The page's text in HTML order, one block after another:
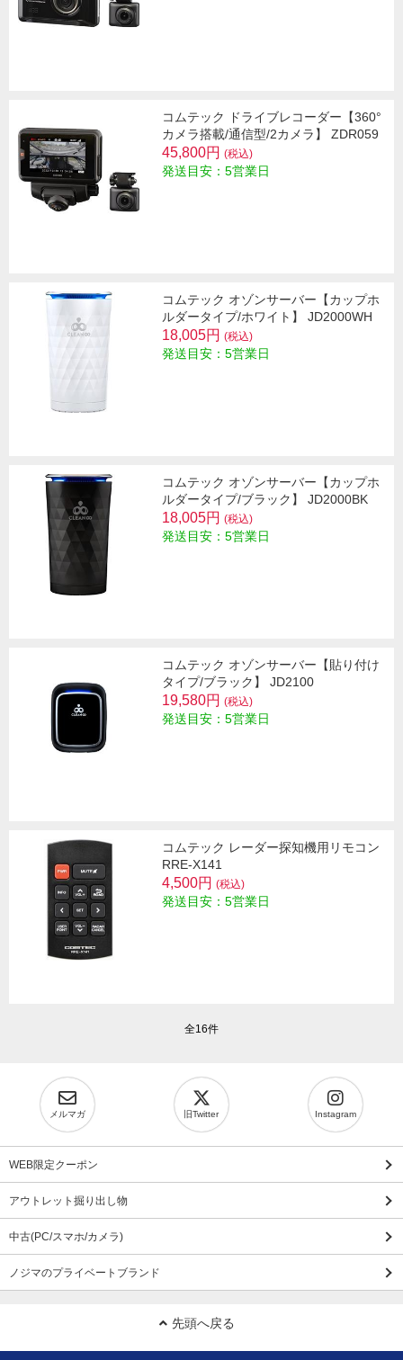
コムテック ドライブレコーダー【360°
カメラ搭載/通信型/2カメラ】 ZDR059
45,800円 (税込)
発送目安：5営業日
コムテック オゾンサーバー【カップホ
ルダータイプ/ホワイト】 JD2000WH
18,005円 (税込)
発送目安：5営業日
コムテック オゾンサーバー【カップホ
ルダータイプ/ブラック】 JD2000BK
18,005円 (税込)
発送目安：5営業日
コムテック オゾンサーバー【貼り付け
タイプ/ブラック】 JD2100
19,580円 (税込)
発送目安：5営業日
コムテック レーダー探知機用リモコン
RRE-X141
4,500円 (税込)
発送目安：5営業日
全16件
メルマガ 旧Twitter Instagram
WEB限定クーポン
アウトレット掘り出し物
中古(PC/スマホ/カメラ)
ノジマのプライベートブランド
先頭へ戻る